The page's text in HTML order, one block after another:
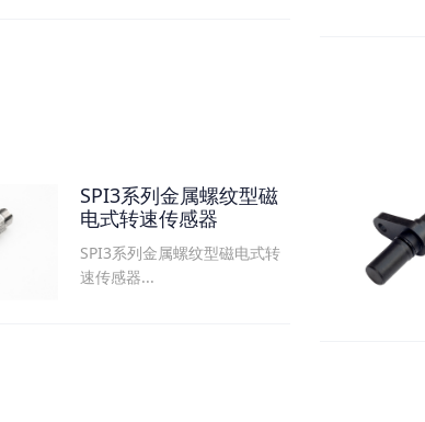
SPI3系列金属螺纹型磁
电式转速传感器
SPI3系列金属螺纹型磁电式转
速传感器...